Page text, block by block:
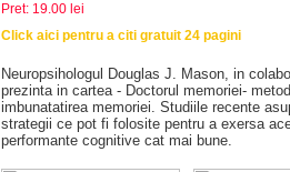
Pret: 19.00 lei
Click aici pentru a citi gratuit 24 pagini
Neuropsihologul Douglas J. Mason, in
prezinta in cartea - Doctorul memoriei-
imbunatatirea memoriei. Studiile recente
strategii ce pot fi folosite pentru a exersa
performante cognitive cat mai bune.